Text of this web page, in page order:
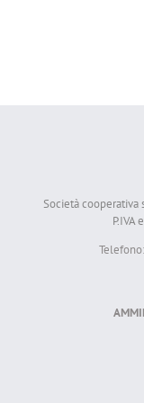
Società cooperativa
P.IVA